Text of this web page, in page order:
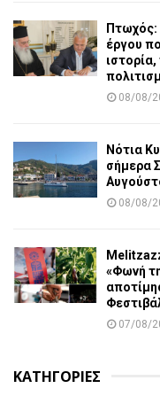
Πτωχός:
έργου
08/08/
Νότια
σήμερα
08/08/
«Φωνή
07/08/
ΚΑΤΗΓΟΡΙΕΣ